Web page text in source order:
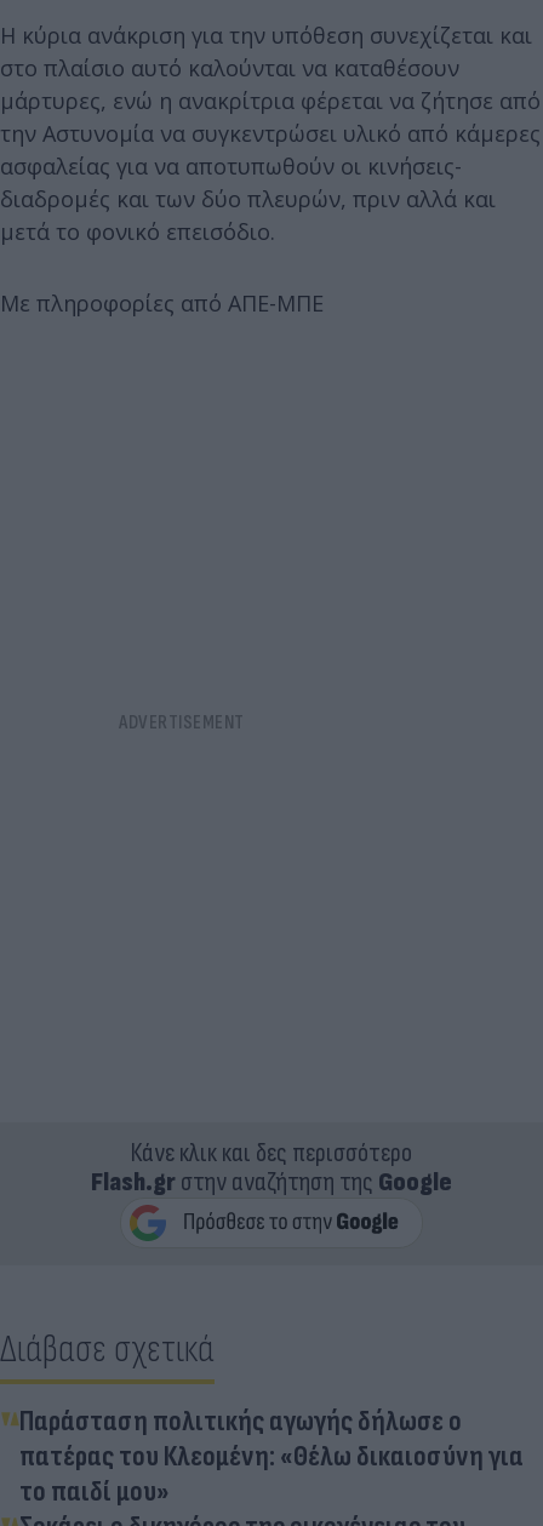
Η κύρια ανάκριση για την υπόθεση συνεχίζεται και
στο πλαίσιο αυτό καλούνται να καταθέσουν
μάρτυρες, ενώ η ανακρίτρια φέρεται να ζήτησε από
την Αστυνομία να συγκεντρώσει υλικό από κάμερες
ασφαλείας για να αποτυπωθούν οι κινήσεις-
διαδρομές και των δύο πλευρών, πριν αλλά και
μετά το φονικό επεισόδιο.
Με πληροφορίες από ΑΠΕ-ΜΠΕ
Κάνε κλικ και δες περισσότερο
Flash.grστην αναζήτηση της Google
Διάβασε σχετικά
Παράσταση πολιτικής αγωγής δήλωσε ο
πατέρας του Κλεομένη: «Θέλω δικαιοσύνη για
το παιδί μου»